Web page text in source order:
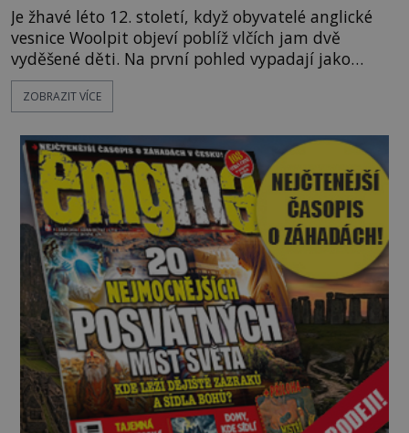
Je žhavé léto 12. století, když obyvatelé anglické
vesnice Woolpit objeví poblíž vlčích jam dvě
vyděšené děti. Na první pohled vypadají jako
každé jiné, až na jednu děsivou výjimku. Jejich
kůže má nazelenalý odstín, mluví
kromě syrových bobů. Příběh se rychle stává
jednou z největších záhad středověké Anglie a ani
po téměř devíti stech letech není
ZOBRAZIT VÍCE